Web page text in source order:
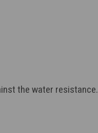
the water resistance.